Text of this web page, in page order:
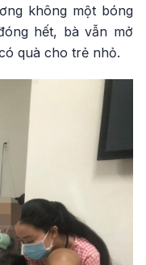
không một bóng
hết, bà vẫn mở
quà cho trẻ nhỏ.